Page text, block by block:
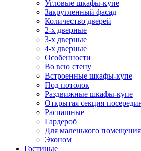
Угловые шкафы-купе
Закругленный фасад
Количество дверей
2-х дверные
3-х дверные
4-х дверные
Особенности
Во всю стену
Встроенные шкафы-купе
Под потолок
Раздвижные шкафы-купе
Открытая секция
Распашные
Гардероб
Для маленького помещения
Эконом
Гостиные